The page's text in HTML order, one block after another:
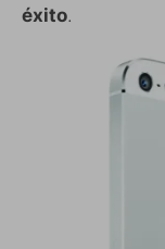
éxito.